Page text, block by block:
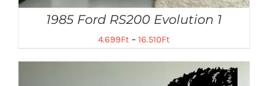
1985 Ford RS200 Evolution 1
4.699Ft – 16.510Ft